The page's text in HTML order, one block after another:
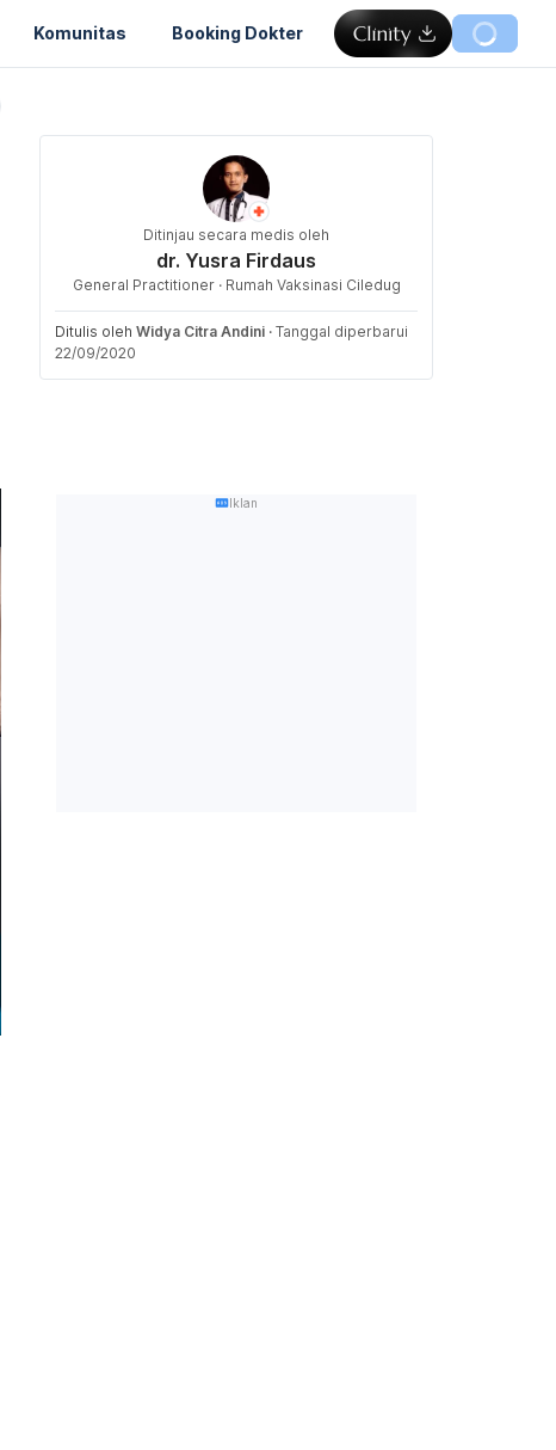
Komunitas Booking Dokter
Ditinjau secara medis oleh
dr. Yusra Firdaus
General Practitioner · Rumah Vaksinasi Ciledug
Ditulis oleh Widya Citra Andini · Tanggal diperbarui
22/09/2020
Iklan